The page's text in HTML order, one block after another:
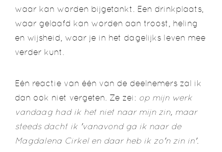
waar kan worden bijgetankt. Een drinkplaats,
waar gelaafd kan worden aan troost, heling
en wijsheid, waar je in het dagelijks leven mee
verder kunt.
Eén reactie van één van de deelnemers zal ik
dan ook niet vergeten. Ze zei: op mijn werk
vandaag had ik het niet naar mijn zin, maar
steeds dacht ik 'vanavond ga ik naar de
Magdalena Cirkel en daar heb ik zo'n zin in'.